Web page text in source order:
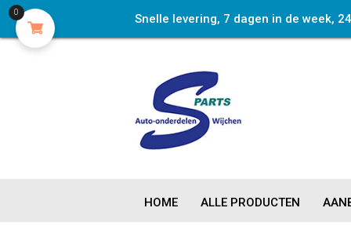
Snelle levering, 7 dagen in de week,
HOME ALLE PRODUCTEN
0